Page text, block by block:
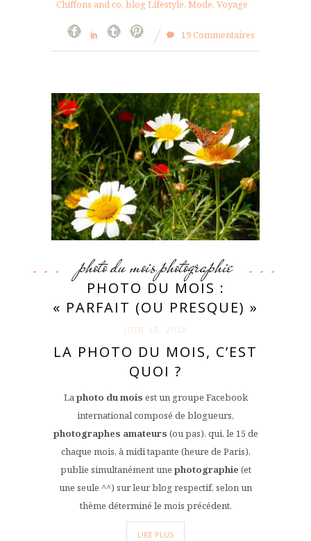
Chiffons and co, blog Lifestyle, Mode, Voyage
19 Commentaires
photo du mois,photographie
PHOTO DU MOIS :
« PARFAIT (OU PRESQUE) »
JUIN 15. 2018
LA PHOTO DU MOIS, C’EST
QUOI ?
Laphoto du mois est un groupe Facebook
international composé de blogueurs,
photographes amateurs (ou pas), qui, le 15 de
chaque mois, à midi tapante (heure de Paris),
publie simultanément une photographie (et
une seule ^^) sur leur blog respectif, selon un
thème déterminé le mois précédent.
LIRE PLUS